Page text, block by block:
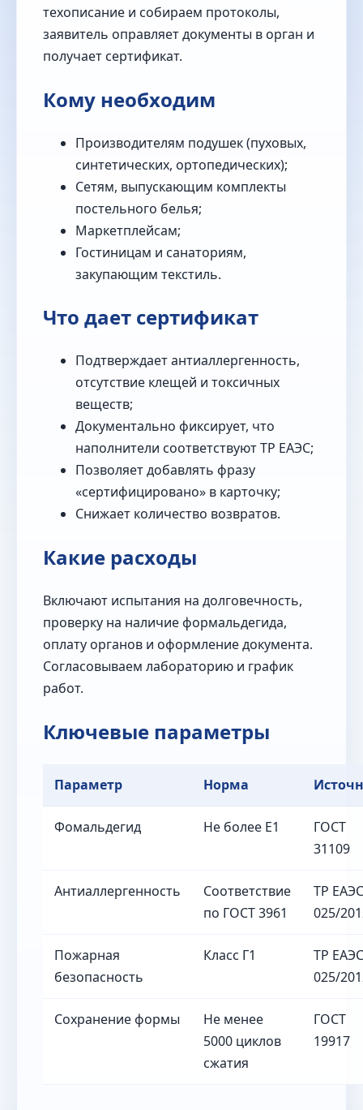
техописание и собираем протоколы,
заявитель оправляет документы в орган и
получает сертификат.
Кому необходим
Производителям подушек (пуховых,
синтетических, ортопедических);
Сетям, выпускающим комплекты
постельного белья;
Маркетплейсам;
Гостиницам и санаториям,
закупающим текстиль.
Что дает сертификат
Подтверждает антиаллергенность,
отсутствие клещей и токсичных
веществ;
Документально фиксирует, что
наполнители соответствуют ТР ЕАЭС;
Позволяет добавлять фразу
«сертифицировано» в карточку;
Снижает количество возвратов.
Какие расходы
Включают испытания на долговечность,
проверку на наличие формальдегида,
оплату органов и оформление документа.
Согласовываем лабораторию и график
работ.
Ключевые параметры
Параметр Норма
Фомальдегид Не более Е1
ГОСТ
31109
Антиаллергенность
Соответствие
по ГОСТ 3961
ТР ЕАЭС
025/
Пожарная
безопасность
Класс Г1
ТР ЕАЭС
025/
Сохранение формы
Не менее
5000 циклов
сжатия
ГОСТ
19917